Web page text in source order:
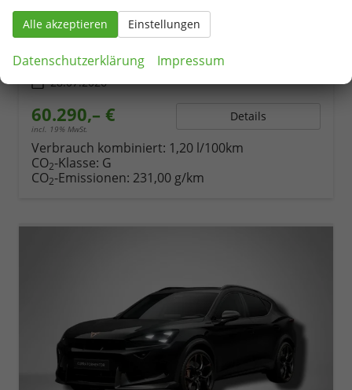
Fahrzeugnr. 79513 GetriebeAutomatik
Leistung 287 kW (390 PS) Kilometerstand 1.000 km
28.07.2026
60.290,– €
incl. 19% MwSt.
Details
Verbrauch kombiniert: 1,20 l/100km
CO2-Klasse: G
CO2-Emissionen: 231,00 g/km
Alle akzeptieren Einstellungen
Datenschutzerklärung Impressum